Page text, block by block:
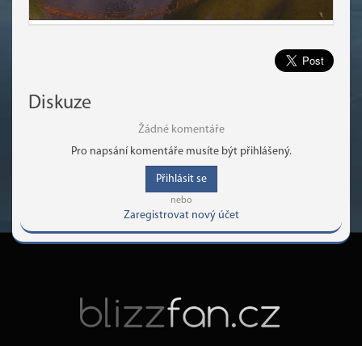
Diskuze
Žádné komentáře
Pro napsání komentáře musíte být přihlášený.
Přihlásit se
nebo
Zaregistrovat nový účet